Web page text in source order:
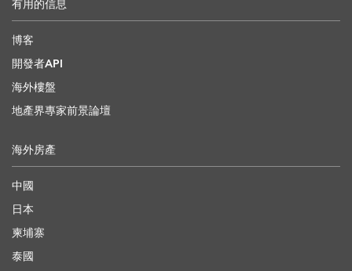
有用的信息
博客
開發者API
海外樓盤
地產界專家前景論壇
海外房產
中國
日本
柬埔寨
泰國